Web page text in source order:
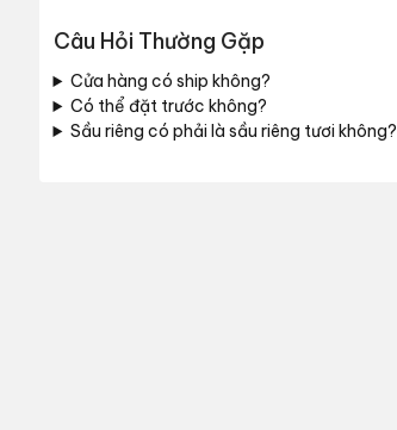
Câu Hỏi Thường Gặp
Cửa hàng có ship không?
Có thể đặt trước không?
Sầu riêng có phải là sầu riêng tươi không?